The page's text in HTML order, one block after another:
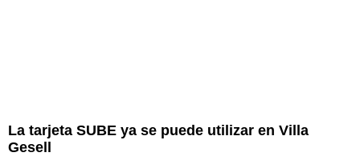
La tarjeta SUBE ya se puede utilizar en Villa
Gesell